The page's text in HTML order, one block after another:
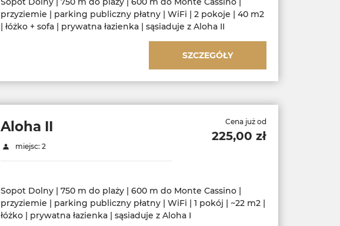
przyziemie | parking publiczny płatny | WiFi | 2 pokoje | 40 m2
| łóżko + sofa | prywatna łazienka | sąsiaduje z Aloha II
SZCZEGÓŁY
Aloha II
miejsc: 2
Cena już od
225,00 zł
Sopot Dolny | 750 m do plaży | 600 m do Monte Cassino |
przyziemie | parking publiczny płatny | WiFi | 1 pokój | ~22 m2 |
łóżko | prywatna łazienka | sąsiaduje z Aloha I